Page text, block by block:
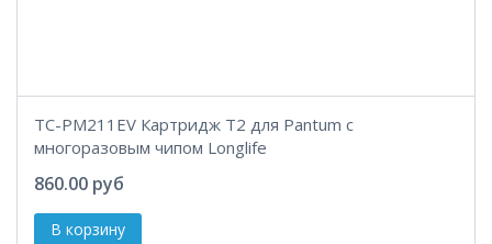
TC-PM211EV Картридж T2 для Pantum с
многоразовым чипом Longlife
860.00 руб